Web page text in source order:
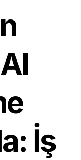
İş